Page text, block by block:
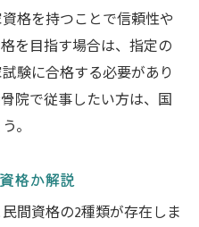
向を資格で左右する
場での活かし方解説
務に与える影響とは
格を持つことで信頼性や
を目指す場合は、指定の
験に合格する必要があり
院で従事したい方は、国
。
格か解説
間資格の2種類が存在しま